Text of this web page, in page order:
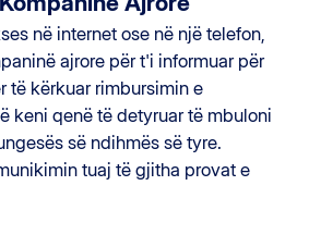
në internet ose në një telefon,
ajrore për t'i informuar për
të kërkuar rimbursimin e
keni qenë të detyruar të mbuloni
së ndihmës së tyre.
tuaj të gjitha provat e